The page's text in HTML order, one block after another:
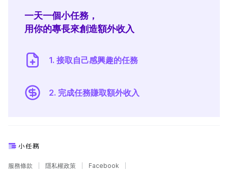
一天一個小任務，
用你的專長來創造額外收入
1. 接取自己感興趣的任務
2. 完成任務賺取額外收入
服務條款 隱私權政策 Facebook